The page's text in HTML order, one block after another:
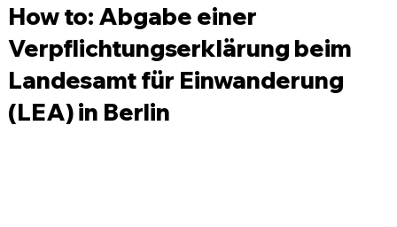
How to: Abgabe einer
Verpflichtungserklärung beim
Landesamt für Einwanderung
(LEA) in Berlin